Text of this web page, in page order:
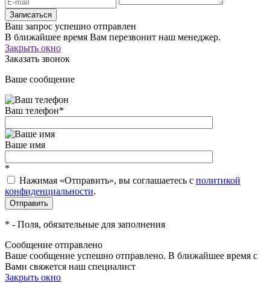
Записаться
Ваш запрос успешно отправлен
В ближайшее время Вам перезвонит наш менеджер.
Закрыть окно
Заказать звонок
Ваше сообщение
Ваш телефон*
Ваше имя
*
Нажимая «Отправить», вы соглашаетесь c политикой
конфиденциальности.
* - Поля, обязательные для заполнения
Сообщение отправлено
Ваше сообщение успешно отправлено. В ближайшее время с
Вами свяжется наш специалист
Закрыть окно